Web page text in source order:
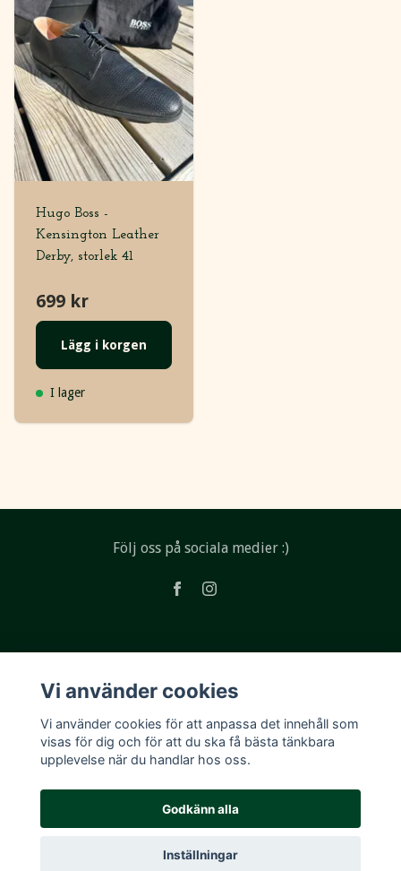
Hugo Boss -
Kensington Leather
Derby, storlek 41
699 kr
Lägg i korgen
I lager
Följ oss på sociala medier :)
Köpvillkor
Kontakt
Vi använder cookies
Vi använder cookies för att anpassa det innehåll som
visas för dig och för att du ska få bästa tänkbara
upplevelse när du handlar hos oss.
Godkänn alla
Inställningar